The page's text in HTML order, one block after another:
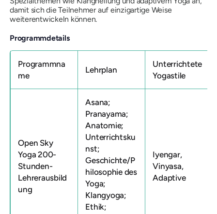
damit sich die Teilnehmer auf einzigartige Weise
weiterentwickeln können.
Programmdetails
Programmna
me
Lehrplan
Unterrichtete
Yogastile
Open Sky
Yoga 200-
Stunden-
Lehrerausbild
ung
Asana;
Pranayama;
Anatomie;
Unterrichtsku
nst;
Geschichte/P
hilosophie des
Yoga;
Klangyoga;
Ethik;
Iyengar,
Vinyasa,
Adaptive